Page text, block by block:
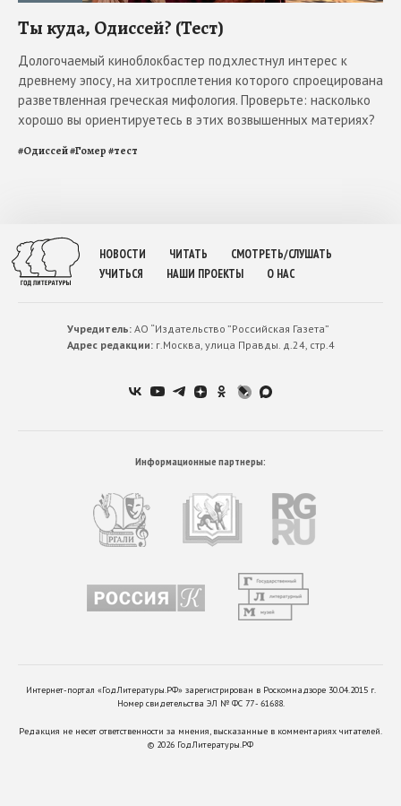
Ты куда, Одиссей? (Тест)
Дологочаемый киноблокбастер подхлестнул интерес к
древнему эпосу, на хитросплетения которого спроецирована
разветвленная греческая мифология. Проверьте: насколько
хорошо вы ориентируетесь в этих возвышенных материях?
#Одиссей#Гомер#тест
НОВОСТИ ЧИТАТЬ
СМОТРЕТЬ/СЛУШАТЬ
УЧИТЬСЯ
НАШИ ПРОЕКТЫ О НАС
Учредитель:АО “Издательство ”Российская Газета”
Адрес редакции:г.Москва, улица Правды. д.24, стр.4
Информационные партнеры:
Интернет-портал «ГодЛитературы.РФ» зарегистрирован в Роскомнадзоре 30.04.2015 г.
Номер свидетельства ЭЛ № ФС 77 - 61688.
Редакция не несет ответственности за мнения, высказанные в комментариях читателей.
© 2026 ГодЛитературы.РФ